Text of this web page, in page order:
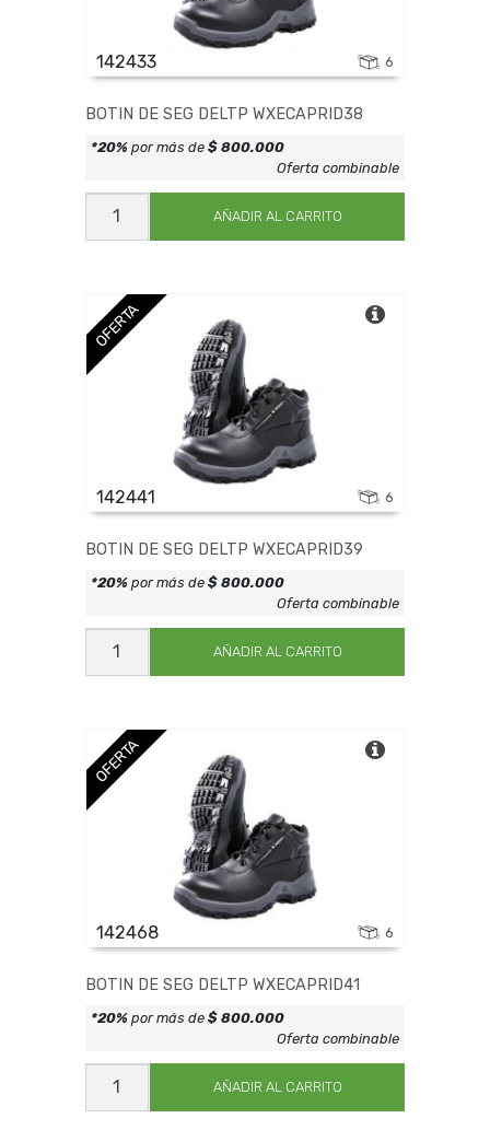
142433 6
BOTIN DE SEG DELTP WXECAPRID38
BOTIN
SEG
AÑADIR AL CARRITO
*20%por más de $ 800.000
Oferta combinable
OFERTA
142441 6
BOTIN DE SEG DELTP WXECAPRID39
BOTIN
SEG
AÑADIR AL CARRITO
*20%por más de $ 800.000
Oferta combinable
OFERTA
142468 6
BOTIN DE SEG DELTP WXECAPRID41
BOTIN
AÑADIR AL CARRITO
*20%por más de $ 800.000
Oferta combinable